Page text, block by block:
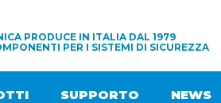
PRODUCE IN ITALIA DAL 1979
PER I SISTEMI DI SICUREZZA
SUPPORTO NEWS